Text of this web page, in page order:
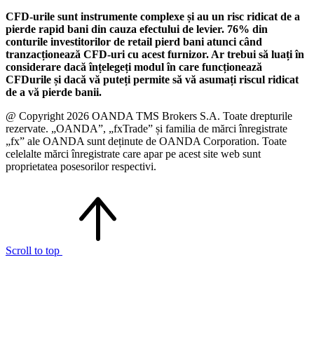
CFD-urile sunt instrumente complexe și au un risc ridicat de a
pierde rapid bani din cauza efectului de levier. 76% din
conturile investitorilor de retail pierd bani atunci când
tranzacționează CFD-uri cu acest furnizor. Ar trebui să luați în
considerare dacă înțelegeți modul în care funcționează
CFDurile și dacă vă puteți permite să vă asumați riscul ridicat
de a vă pierde banii.
@ Copyright 2026 OANDA TMS Brokers S.A. Toate drepturile
rezervate. „OANDA”, „fxTrade” și familia de mărci înregistrate
„fx” ale OANDA sunt deținute de OANDA Corporation. Toate
celelalte mărci înregistrate care apar pe acest site web sunt
proprietatea posesorilor respectivi.
Scroll to top